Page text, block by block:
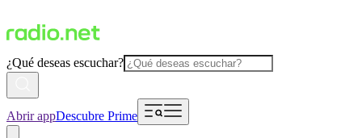
¿Qué deseas escuchar?
Abrir appDescubre Prime